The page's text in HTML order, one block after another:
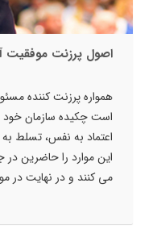
اصول پرزنت موفقیت
همواره پرزنت کننده
است چکیده سازمان خود
اعتماد به نفس، تسلط
این موارد را حاضرین
می کنند و در نهایت در